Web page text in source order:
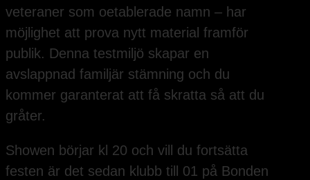
veteraner som oetablerade namn – har
möjlighet att prova nytt material framför
publik. Denna testmiljö skapar en
avslappnad familjär stämning och du
kommer garanterat att få skratta så att du
gråter.
Showen börjar kl 20 och vill du fortsätta
festen är det sedan klubb till 01 på Bonden